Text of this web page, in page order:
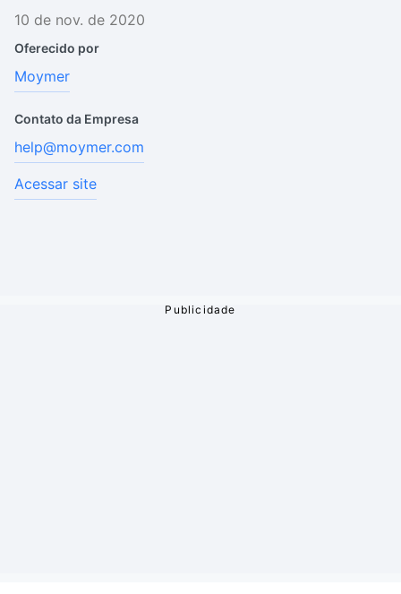
10 de nov. de 2020
Oferecido por
Moymer
Contato da Empresa
help@moymer.com
Acessar site